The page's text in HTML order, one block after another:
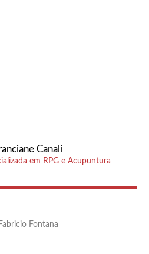
Canali
em RPG e Acupuntura